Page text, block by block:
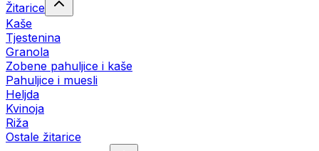
Žitarice
Kaše
Tjestenina
Granola
Zobene pahuljice i kaše
Pahuljice i muesli
Heljda
Kvinoja
Riža
Ostale žitarice